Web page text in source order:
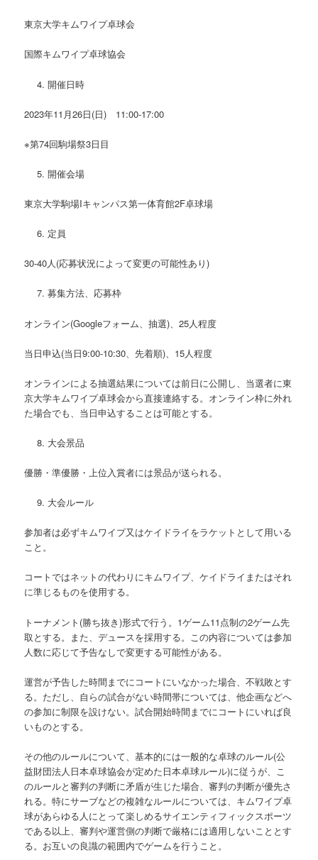
東京大学キムワイプ卓球会
国際キムワイプ卓球協会
開催日時
2023年11月26日(日) 11:00-17:00
※第74回駒場祭3日目
開催会場
東京大学駒場Iキャンパス第一体育館2F卓球場
定員
30-40人(応募状況によって変更の可能性あり)
募集方法、応募枠
オンライン(Googleフォーム、抽選)、25人程度
当日申込(当日9:00-10:30、先着順)、15人程度
オンラインによる抽選結果については前日に公開し、当選者に東
京大学キムワイプ卓球会から直接連絡する。オンライン枠に外れ
た場合でも、当日申込することは可能とする。
大会景品
優勝・準優勝・上位入賞者には景品が送られる。
大会ルール
参加者は必ずキムワイプ又はケイドライをラケットとして用いる
こと。
コートではネットの代わりにキムワイプ、ケイドライまたはそれ
に準じるものを使用する。
トーナメント(勝ち抜き)形式で行う。1ゲーム11点制の2ゲーム先
取とする。また、デュースを採用する。この内容については参加
人数に応じて予告なしで変更する可能性がある。
運営が予告した時間までにコートにいなかった場合、不戦敗とす
る。ただし、自らの試合がない時間帯については、他企画などへ
の参加に制限を設けない。試合開始時間までにコートにいれば良
いものとする。
その他のルールについて、基本的には一般的な卓球のルール(公
益財団法人日本卓球協会が定めた日本卓球ルール)に従うが、こ
のルールと審判の判断に矛盾が生じた場合、審判の判断が優先さ
れる。特にサーブなどの複雑なルールについては、キムワイプ卓
球があらゆる人にとって楽しめるサイエンティフィックスポーツ
である以上、審判や運営側の判断で厳格には適用しないこととす
る。お互いの良識の範囲内でゲームを行うこと。